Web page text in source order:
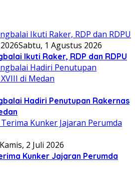
Sabtu, 1 Agustus 2026
Ikuti Raker, RDP dan RDPU
Hadiri Penutupan Rakernas
Kamis, 2 Juli 2026
Kunker Jajaran Perumda